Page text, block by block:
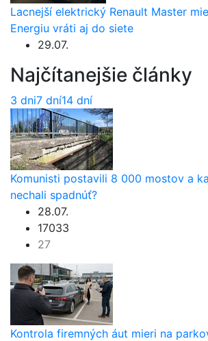
Lacnejší elektrický Renault Master
Energiu vráti aj do siete
29.07.
Najčítanejšie články
3 dni7 dní14 dní
Komunisti postavili 8 000 mostov a
nechali spadnúť?
28.07.
17033
27
Kontrola firemných áut mieri na